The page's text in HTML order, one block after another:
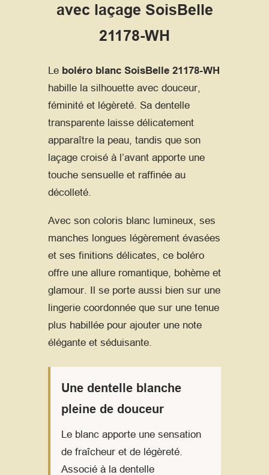
avec laçage SoisBelle
21178-WH
Le boléro blanc SoisBelle 21178-WH
habille la silhouette avec douceur,
féminité et légèreté. Sa dentelle
transparente laisse délicatement
apparaître la peau, tandis que son
laçage croisé à l’avant apporte une
touche sensuelle et raffinée au
décolleté.
Avec son coloris blanc lumineux, ses
manches longues légèrement évasées
et ses finitions délicates, ce boléro
offre une allure romantique, bohème et
glamour. Il se porte aussi bien sur une
lingerie coordonnée que sur une tenue
plus habillée pour ajouter une note
élégante et séduisante.
Une dentelle blanche
pleine de douceur
Le blanc apporte une sensation
de fraîcheur et de légèreté.
Associé à la dentelle